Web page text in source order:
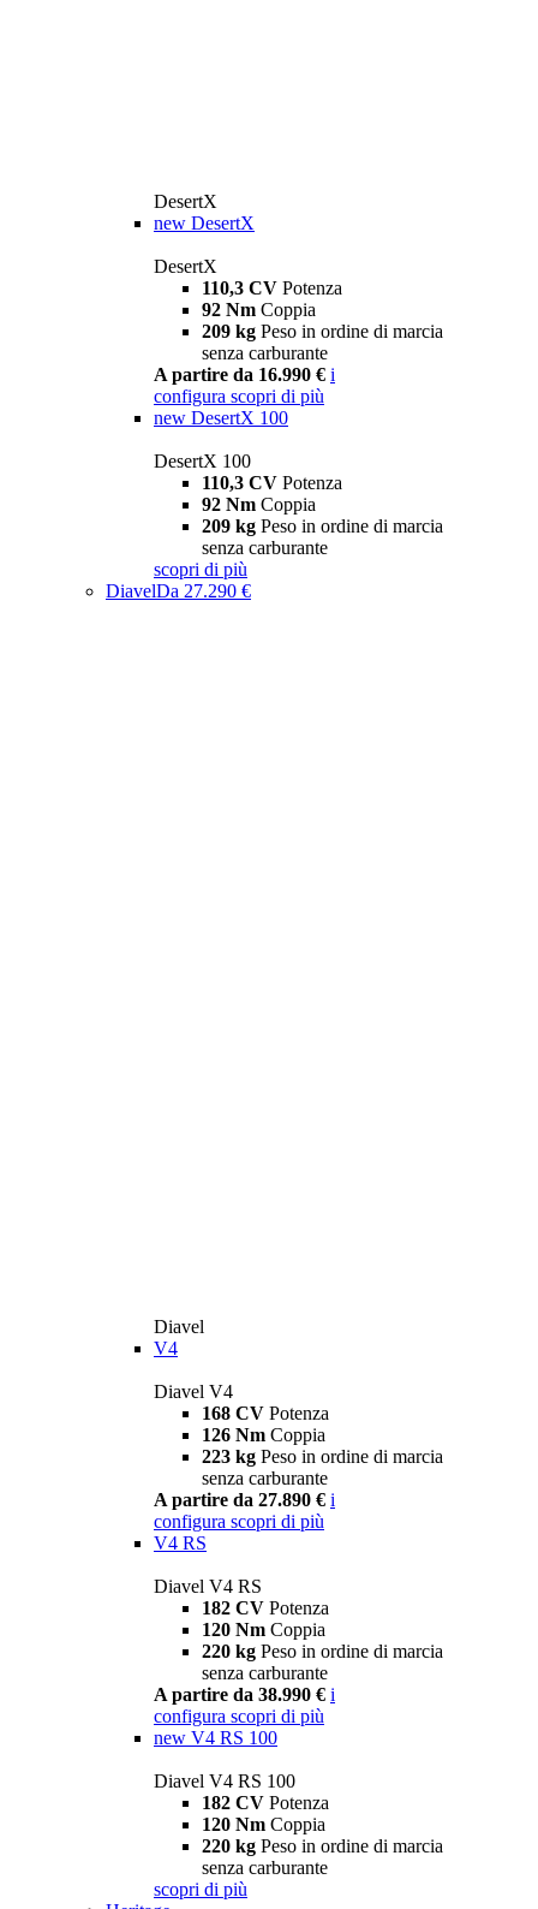
DesertX
new DesertX
DesertX
110,3 CV Potenza
92 Nm Coppia
209 kg Peso in ordine di marcia
senza carburante
A partire da 16.990 € i
configura scopri di più
new DesertX 100
DesertX 100
110,3 CV Potenza
92 Nm Coppia
209 kg Peso in ordine di marcia
senza carburante
scopri di più
DiavelDa 27.290 €
Diavel
V4
Diavel V4
168 CV Potenza
126 Nm Coppia
223 kg Peso in ordine di marcia
senza carburante
A partire da 27.890 € i
configura scopri di più
V4 RS
Diavel V4 RS
182 CV Potenza
120 Nm Coppia
220 kg Peso in ordine di marcia
senza carburante
A partire da 38.990 € i
configura scopri di più
new V4 RS 100
Diavel V4 RS 100
182 CV Potenza
120 Nm Coppia
220 kg Peso in ordine di marcia
senza carburante
scopri di più